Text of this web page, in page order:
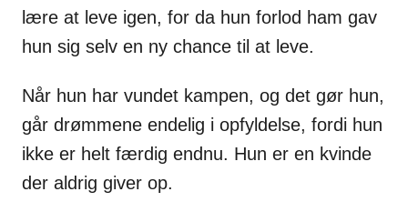
lære at leve igen, for da hun forlod ham gav
hun sig selv en ny chance til at leve.
Når hun har vundet kampen, og det gør hun,
går drømmene endelig i opfyldelse, fordi hun
ikke er helt færdig endnu. Hun er en kvinde
der aldrig giver op.